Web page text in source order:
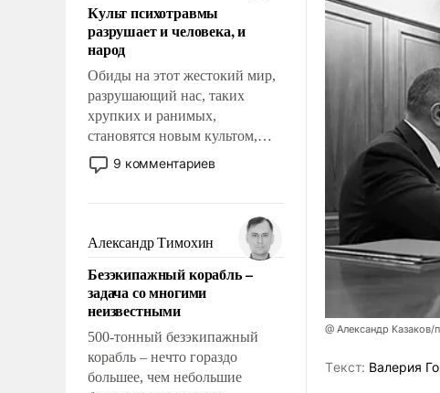
Культ психотравмы
разрушает и человека, и
народ
Обиды на этот жестокий мир,
разрушающий нас, таких
хрупких и ранимых,
становятся новым культом,
постепенно вытесняя и
отменяя традиционное
мужественным и твердым под
ударами судьбы, брать на себя
ответственность, помогать
слабым, идти вперед и
адаптироваться.
9 комментариев
Александр Тимохин
Безэкипажный корабль –
задача со многими
неизвестными
500-тонный безэкипажный
корабль – нечто гораздо
большее, чем небольшие
@ Александр
Tекст: Валерия